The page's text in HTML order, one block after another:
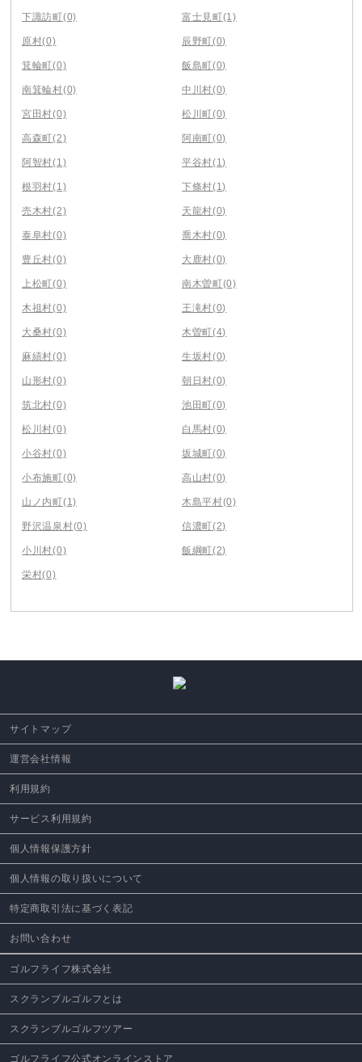
下諏訪町(0) 富士見町(1)
原村(0) 辰野町(0)
箕輪町(0) 飯島町(0)
南箕輪村(0) 中川村(0)
宮田村(0) 松川町(0)
高森町(2) 阿南町(0)
阿智村(1) 平谷村(1)
根羽村(1) 下條村(1)
売木村(2) 天龍村(0)
泰阜村(0) 喬木村(0)
豊丘村(0) 大鹿村(0)
上松町(0) 南木曽町(0)
木祖村(0) 王滝村(0)
大桑村(0) 木曽町(4)
麻績村(0) 生坂村(0)
山形村(0) 朝日村(0)
筑北村(0) 池田町(0)
松川村(0) 白馬村(0)
小谷村(0) 坂城町(0)
小布施町(0) 高山村(0)
山ノ内町(1) 木島平村(0)
野沢温泉村(0) 信濃町(2)
小川村(0) 飯綱町(2)
栄村(0)
サイトマップ
運営会社情報
利用規約
サービス利用規約
個人情報保護方針
個人情報の取り扱いについて
特定商取引法に基づく表記
お問い合わせ
ゴルフライフ株式会社
スクランブルゴルフとは
スクランブルゴルフツアー
ゴルフライフ公式オンラインストア